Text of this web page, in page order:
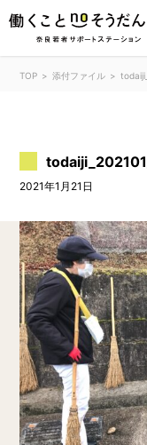
TOP 添付ファイル
2021年1月21日